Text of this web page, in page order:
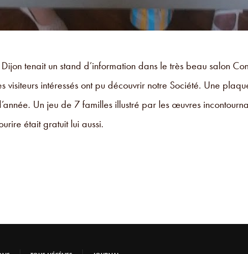
tenait un stand d’information dans le très beau salon
visiteurs intéressés ont pu découvrir notre Société. Une
Un jeu de 7 familles illustré par les œuvres
était gratuit lui aussi.